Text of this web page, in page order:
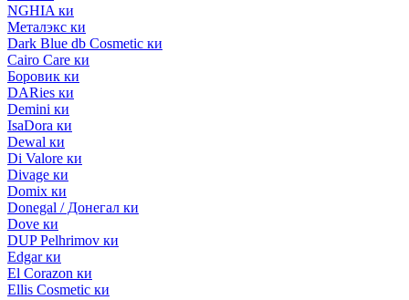
NGHIA ки
Металэкс ки
Dark Blue db Cosmetic ки
Cairo Care ки
Боровик ки
DARies ки
Demini ки
IsaDora ки
Dewal ки
Di Valore ки
Divage ки
Domix ки
Donegal / Донегал ки
Dove ки
DUP Pelhrimov ки
Edgar ки
El Corazon ки
Ellis Cosmetic ки